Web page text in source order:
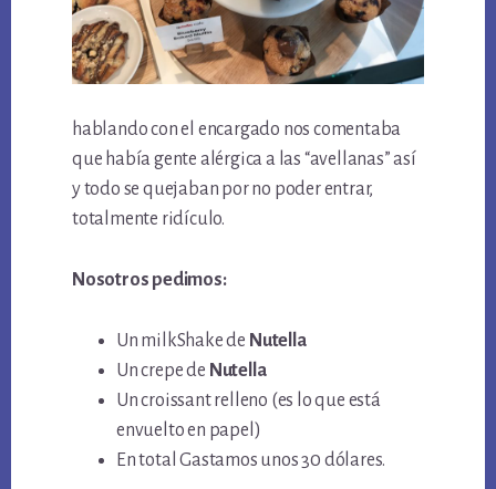
hablando con el encargado nos comentaba
que había gente alérgica a las “avellanas” así
y todo se quejaban por no poder entrar,
totalmente ridículo.
Nosotros pedimos:
Un milkShake de Nutella
Un crepe de Nutella
Un croissant relleno (es lo que está
envuelto en papel)
En total Gastamos unos 30 dólares.